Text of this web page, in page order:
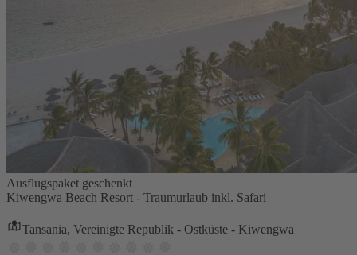
Ausflugspaket geschenkt
Kiwengwa Beach Resort - Traumurlaub inkl. Safari
Tansania, Vereinigte Republik - Ostküste - Kiwengwa